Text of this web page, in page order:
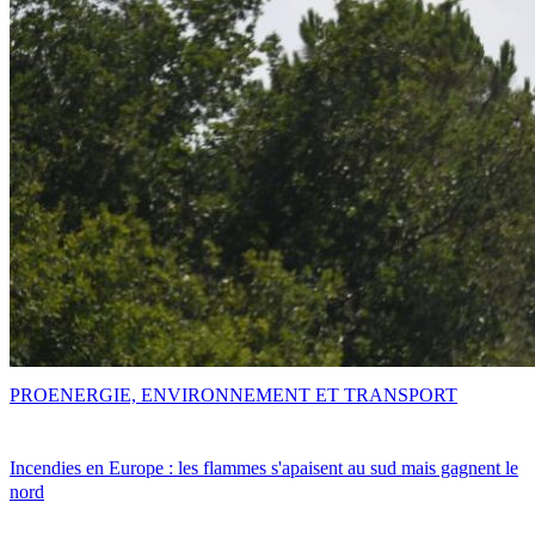
Incendies en Europe : les flammes s'apaisent au sud mais gagnent le
nord
PROENERGIE, ENVIRONNEMENT ET TRANSPORT